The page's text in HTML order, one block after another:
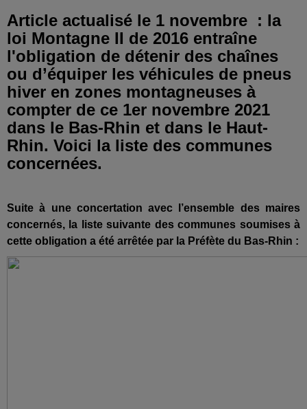
Article actualisé le 1 novembre : la
loi Montagne II de 2016 entraîne
l'obligation de détenir des chaînes
ou d’équiper les véhicules de pneus
hiver en zones montagneuses à
compter de ce 1er novembre 2021
dans le Bas-Rhin et dans le Haut-
Rhin. Voici la liste des communes
concernées.
Suite à une concertation avec l’ensemble des maires
concernés, la liste suivante des communes soumises à
cette obligation a été arrêtée par la Préfète du Bas-Rhin :